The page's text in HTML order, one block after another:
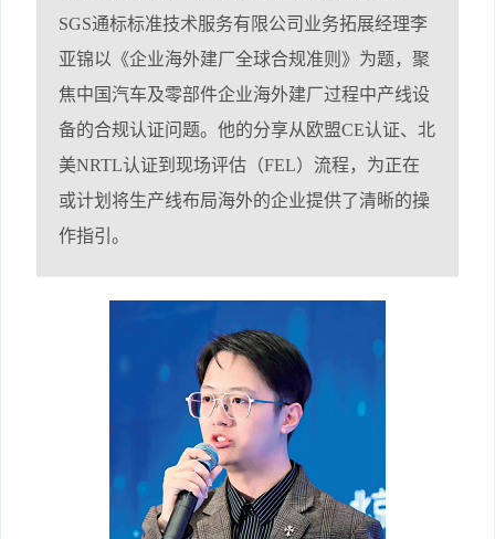
SGS通标标准技术服务有限公司业务拓展经理李
亚锦以《企业海外建厂全球合规准则》为题，聚
焦中国汽车及零部件企业海外建厂过程中产线设
备的合规认证问题。他的分享从欧盟CE认证、北
美NRTL认证到现场评估（FEL）流程，为正在
或计划将生产线布局海外的企业提供了清晰的操
作指引。